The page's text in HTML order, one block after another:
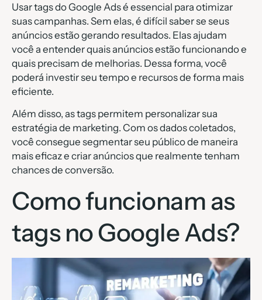
Usar tags do Google Ads é essencial para otimizar
suas campanhas. Sem elas, é difícil saber se seus
anúncios estão gerando resultados. Elas ajudam
você a entender quais anúncios estão funcionando e
quais precisam de melhorias. Dessa forma, você
poderá investir seu tempo e recursos de forma mais
eficiente.
Além disso, as tags permitem personalizar sua
estratégia de marketing. Com os dados coletados,
você consegue segmentar seu público de maneira
mais eficaz e criar anúncios que realmente tenham
chances de conversão.
Como funcionam as
tags no Google Ads?